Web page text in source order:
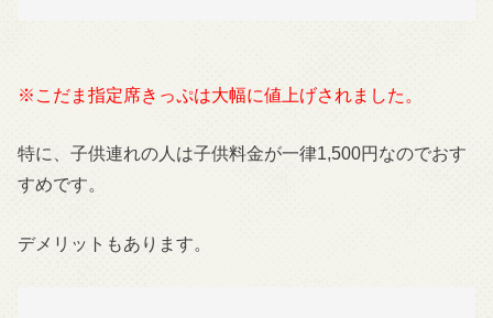
※こだま指定席きっぷは大幅に値上げされました。
特に、子供連れの人は子供料金が一律1,500円なのでおす
すめです。
デメリットもあります。